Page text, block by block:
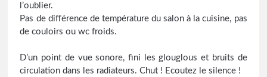
l’oublier.
Pas de différence de température du salon à la cuisine, pas
de couloirs ou wc froids.
D’un point de vue sonore, fini les glouglous et bruits de
circulation dans les radiateurs. Chut ! Ecoutez le silence !